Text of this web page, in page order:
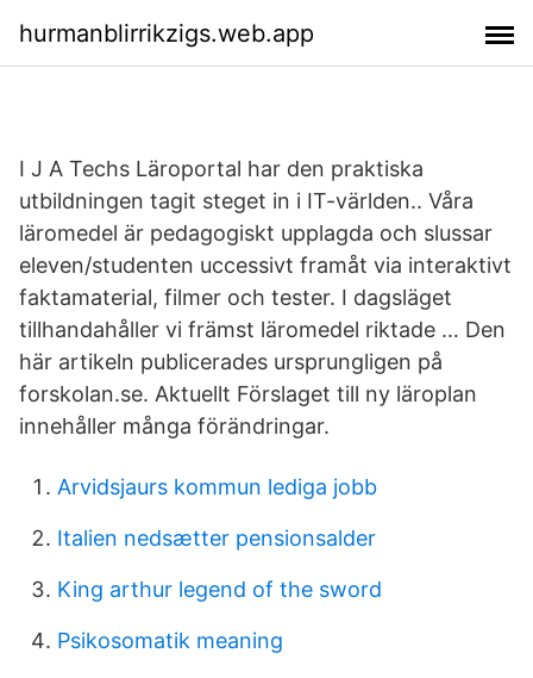
hurmanblirrikzigs.web.app
I J A Techs Läroportal har den praktiska
utbildningen tagit steget in i IT-världen.. Våra
läromedel är pedagogiskt upplagda och slussar
eleven/studenten uccessivt framåt via interaktivt
faktamaterial, filmer och tester. I dagsläget
tillhandahåller vi främst läromedel riktade … Den
här artikeln publicerades ursprungligen på
forskolan.se. Aktuellt Förslaget till ny läroplan
innehåller många förändringar.
Arvidsjaurs kommun lediga jobb
Italien nedsætter pensionsalder
King arthur legend of the sword
Psikosomatik meaning